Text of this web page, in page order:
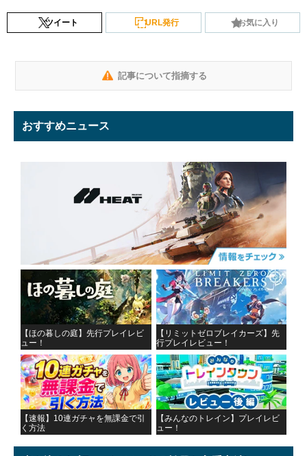
ツイート URL発行 お気に入り
記事について指摘する
おすすめニュース
【ほの暮しの庭】先行プレイレビ
ュー！
【リミットゼロブレイカーズ】先
行プレイレビュー！
【速報】10連ガチャを無課金で引
く方法
【みんなのトレイン】プレイレビ
ュー！